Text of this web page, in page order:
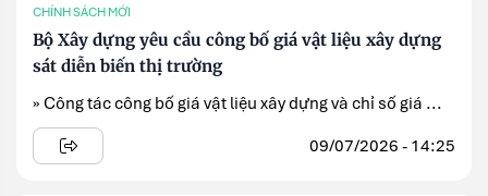
CHÍNH SÁCH MỚI
Bộ Xây dựng yêu cầu công bố giá vật liệu xây dựng
sát diễn biến thị trường
» Công tác công bố giá vật liệu xây dựng và chỉ số giá ...
09/07/2026 - 14:25